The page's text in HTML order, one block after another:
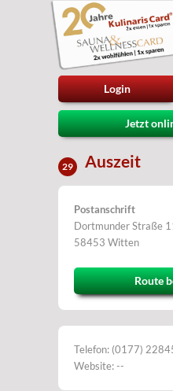
Login
Jetzt
29 Auszeit
Postanschrift
Dortmunder Straße
58453 Witten
Route
Telefon: (0177)
Website: --